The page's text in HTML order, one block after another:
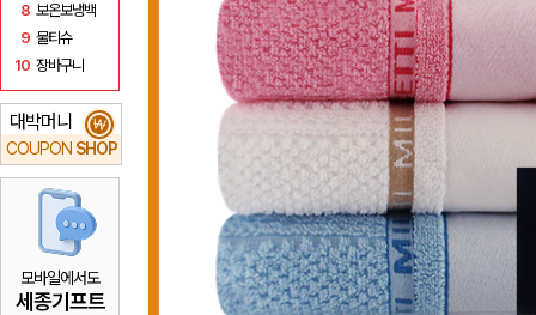
8 보온보냉백
9 물티슈
10 장바구니
대박머니
COUPON SHOP
₩
모바일에서도
세종기프트